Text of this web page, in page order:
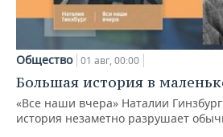
Общество 01 авг, 00:00
Большая история в
«Все наши вчера» Наталии
история незаметно разрушает